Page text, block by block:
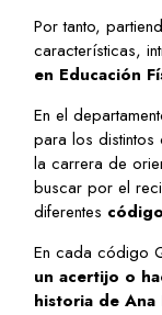
Por tanto,
características,
en Educación
En el
para los distintos
la carrera de
buscar por el
diferentes
En cada código
un acertijo o
historia de Ana